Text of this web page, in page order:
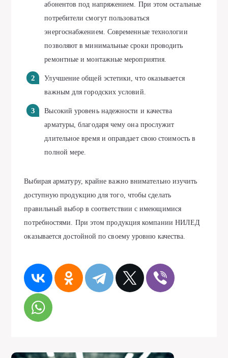
абонентов под напряжением. При этом остальные
потребители смогут пользоваться
энергоснабжением. Современные технологии
позволяют в минимальные сроки проводить
ремонтные и монтажные мероприятия.
Улучшение общей эстетики, что оказывается
важным для городских условий.
Высокий уровень надежности и качества
арматуры, благодаря чему она прослужит
длительное время и оправдает свою стоимость в
полной мере.
Выбирая арматуру, крайне важно внимательно изучить
доступную продукцию для того, чтобы сделать
правильный выбор в соответствии с имеющимися
потребностями. При этом продукция компании НИЛЕД
оказывается достойной по своему уровню качества.